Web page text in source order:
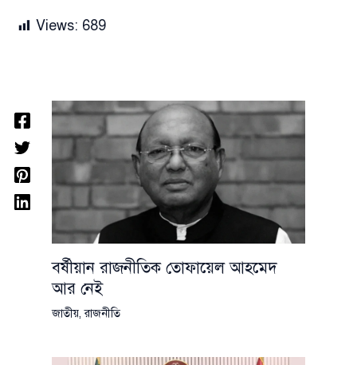
Views: 689
বর্ষীয়ান রাজনীতিক তোফায়েল আহমেদ
আর নেই
জাতীয়,রাজনীতি